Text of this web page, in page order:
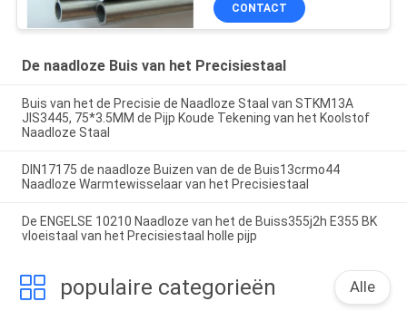
CONTACT
De naadloze Buis van het Precisiestaal
Buis van het de Precisie de Naadloze Staal van STKM13A
JIS3445, 75*3.5MM de Pijp Koude Tekening van het Koolstof
Naadloze Staal
DIN17175 de naadloze Buizen van de de Buis13crmo44
Naadloze Warmtewisselaar van het Precisiestaal
De ENGELSE 10210 Naadloze van het de Buiss355j2h E355 BK
vloeistaal van het Precisiestaal holle pijp
populaire categorieën Alle